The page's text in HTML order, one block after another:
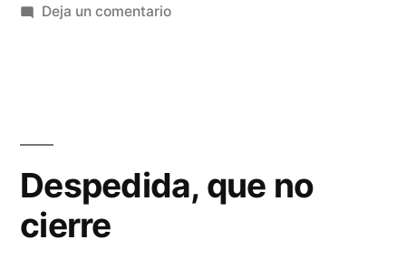
Norte
Deja un comentarioen
Norte
Despedida, que no
cierre